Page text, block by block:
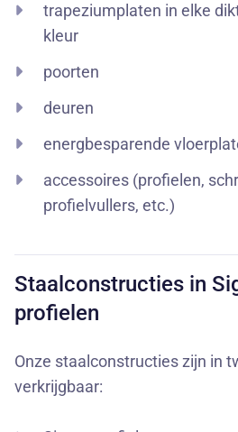
trapeziumplaten in elke
kleur
poorten
deuren
energbesparende
accessoires (profielen,
profielvullers, etc.)
Staalconstructies in
profielen
Onze staalconstructies zijn in
verkrijgbaar: